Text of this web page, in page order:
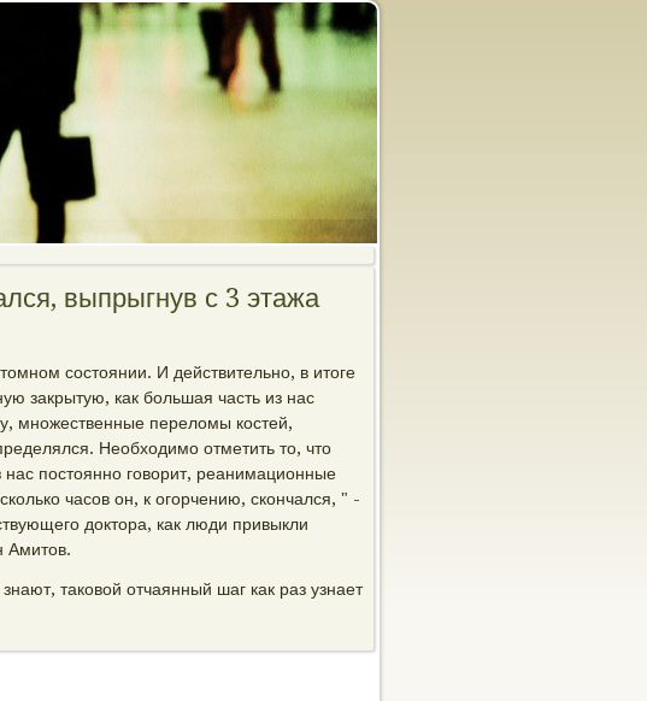
выпрыгнув с 3 этажа
состоянии. И действительно, в итоге
закрытую, как большая часть из нас
множественные переломы костей,
Необходимо отметить то, что
постоянно говорит, реанимационные
часов он, к огорчению, скончался, " -
доктора, как люди привыкли
Амитов.
таковой отчаянный шаг как раз узнает